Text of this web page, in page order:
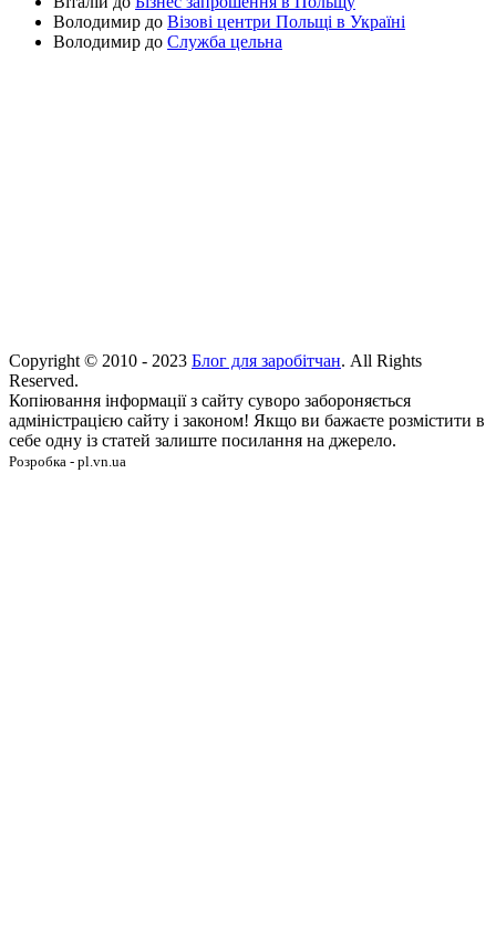
Володимир до Візові центри Польщі в Україні
Володимир до Служба цельна
Copyright © 2010 - 2023 Блог для заробітчан. All Rights
Reserved.
Копіювання інформації з сайту суворо забороняється
адміністрацією сайту і законом! Якщо ви бажаєте розмістити в
себе одну із статей залиште посилання на джерело.
Розробка - pl.vn.ua